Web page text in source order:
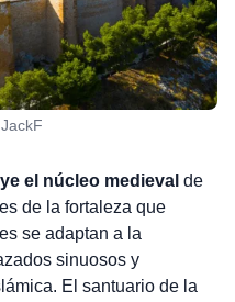
el núcleo medieval de
de la fortaleza que
se adaptan a la
sinuosos y
El santuario de la